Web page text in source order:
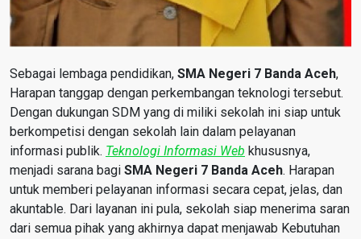
Sebagai lembaga pendidikan, SMA Negeri 7 Banda Aceh,
Harapan tanggap dengan perkembangan teknologi tersebut.
Dengan dukungan SDM yang di miliki sekolah ini siap untuk
berkompetisi dengan sekolah lain dalam pelayanan
informasi publik. Teknologi Informasi Web khususnya,
menjadi sarana bagi SMA Negeri 7 Banda Aceh. Harapan
untuk memberi pelayanan informasi secara cepat, jelas, dan
akuntable. Dari layanan ini pula, sekolah siap menerima saran
dari semua pihak yang akhirnya dapat menjawab Kebutuhan